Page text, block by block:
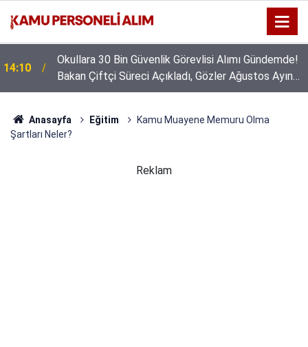
14:10
Okullara 30 Bin Güvenlik Görevlisi Alımı Gündemde!
Bakan Çiftçi Süreci Açıkladı, Gözler Ağustos Ayına
Çevrildi
Anasayfa Eğitim
Kamu Muayene Memuru Olma
Şartları Neler?
Reklam